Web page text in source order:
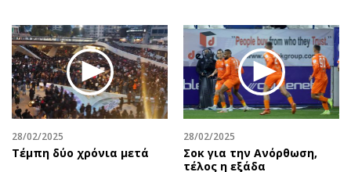
28/02/2025
Τέμπη δύο χρόνια μετά
28/02/2025
Σοκ για την Ανόρθωση,
τέλος η εξάδα